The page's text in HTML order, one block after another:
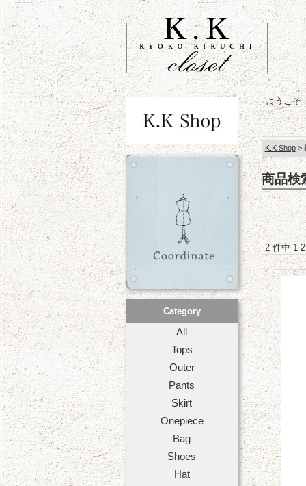
Category
All
Tops
Outer
Pants
Skirt
Onepiece
Bag
Shoes
Hat
ようこ
K.K Shop>
商品検
2 件中